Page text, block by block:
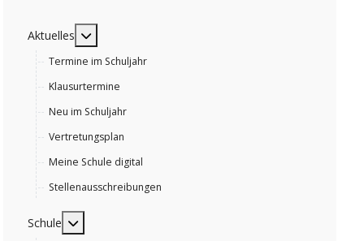
Aktuelles MOD_MENU_TOGGLE_SUBMENU_LABEL
Termine im Schuljahr
Klausurtermine
Neu im Schuljahr
Vertretungsplan
Meine Schule digital
Stellenausschreibungen
Schule MOD_MENU_TOGGLE_SUBMENU_LABEL